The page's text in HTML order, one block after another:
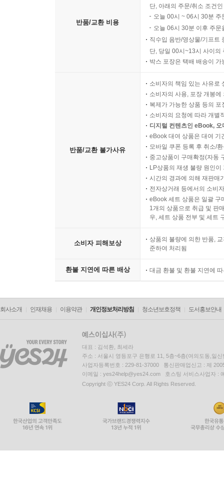
반품/교환 비용
단, 아래의 주문/취소 조건
오늘 00시 ~ 06시 30분
오늘 06시 30분 이후 주
직수입 음반/영상물/기프트
단, 당일 00시~13시 사이의
박스 포장은 택배 배송이
반품/교환 불가사유
소비자의 책임 있는 사유로
소비자의 사용, 포장 개봉
복제가 가능한 상품 등의
소비자의 요청에 따라 개별
디지털 컨텐츠인 eBook,
eBook 대여 상품은 대여 기
모바일 쿠폰 등록 후 취소/
중고상품이 구매확정(자동
LP상품의 재생 불량 원인
시간의 경과에 의해 재판매
전자상거래 등에서의 소비
eBook 세트 상품은 일괄 구
1개의 상품으로 취급 및 판
우, 세트 상품 전부 및 세트
소비자 피해보상
상품의 불량에 의한 반품,
준하여 처리됨
환불 지연에 따른 배상 대금 환불 및 환불 지연에
회사소개 인재채용 이용약관 개인정보처리방침 청소년보호정책 도서홍보안내
대표 : 김석환, 최세라
주소 : 서울시 영등포구 은행로 11, 5층~6층(여의도동,일신
사업자등록번호 : 229-81-37000 통신판매업신고 : 제
이메일 : yes24help@yes24.com 호스팅 서비스사업자 :
Copyright ⓒ YES24 Corp. All Rights Reserved.